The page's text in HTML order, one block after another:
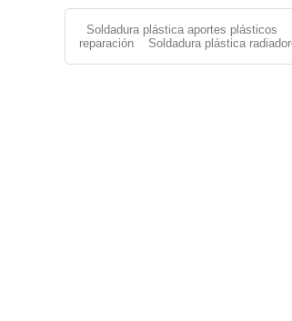
Soldadura plástica aportes plásticos
reparación
Soldadura plástica